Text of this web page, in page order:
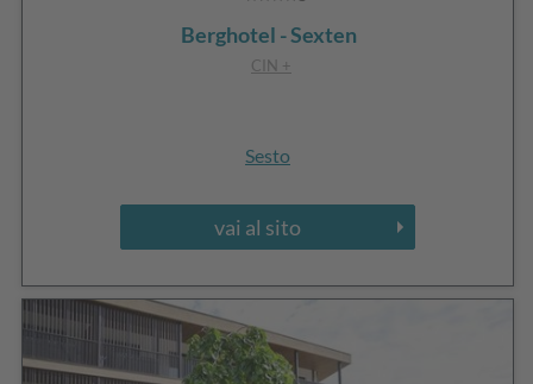
Berghotel - Sexten
CIN +
Sesto
vai al sito